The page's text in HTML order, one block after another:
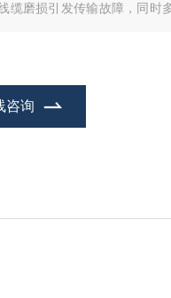
缆磨损引发传输故障，同时
咨询